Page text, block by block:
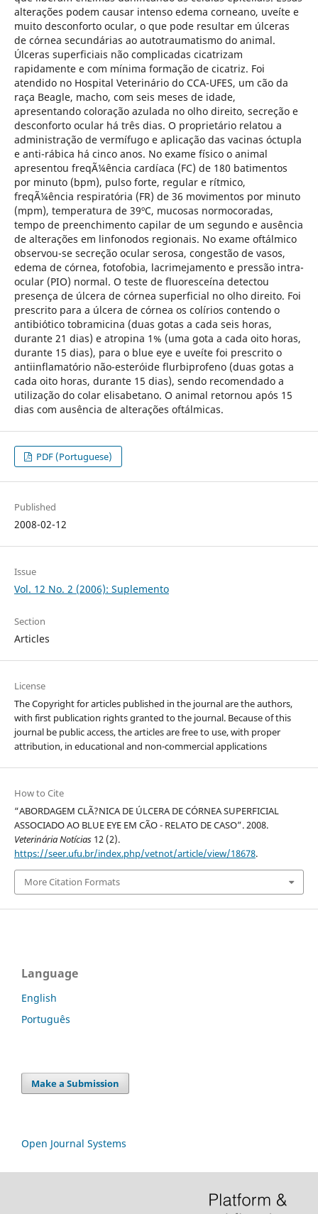
alterações podem causar intenso edema corneano, uveíte e
muito desconforto ocular, o que pode resultar em úlceras
de córnea secundárias ao autotraumatismo do animal.
Úlceras superficiais não complicadas cicatrizam
rapidamente e com mínima formação de cicatriz. Foi
atendido no Hospital Veterinário do CCA-UFES, um cão da
raça Beagle, macho, com seis meses de idade,
apresentando coloração azulada no olho direito, secreção e
desconforto ocular há três dias. O proprietário relatou a
administração de vermífugo e aplicação das vacinas óctupla
e anti-rábica há cinco anos. No exame físico o animal
apresentou freqÃ¼ência cardíaca (FC) de 180 batimentos
por minuto (bpm), pulso forte, regular e rítmico,
freqÃ¼ência respiratória (FR) de 36 movimentos por minuto
(mpm), temperatura de 39ºC, mucosas normocoradas,
tempo de preenchimento capilar de um segundo e ausência
de alterações em linfonodos regionais. No exame oftálmico
observou-se secreção ocular serosa, congestão de vasos,
edema de córnea, fotofobia, lacrimejamento e pressão intra-
ocular (PIO) normal. O teste de fluoresceína detectou
presença de úlcera de córnea superficial no olho direito. Foi
prescrito para a úlcera de córnea os colírios contendo o
antibiótico tobramicina (duas gotas a cada seis horas,
durante 21 dias) e atropina 1% (uma gota a cada oito horas,
durante 15 dias), para o blue eye e uveíte foi prescrito o
antiinflamatório não-esteróide flurbiprofeno (duas gotas a
cada oito horas, durante 15 dias), sendo recomendado a
utilização do colar elisabetano. O animal retornou após 15
dias com ausência de alterações oftálmicas.
PDF (Portuguese)
Published
2008-02-12
Issue
Vol. 12 No. 2 (2006): Suplemento
Section
Articles
License
The Copyright for articles published in the journal are the authors,
with first publication rights granted to the journal. Because of this
journal be public access, the articles are free to use, with proper
attribution, in educational and non-commercial applications
How to Cite
“ABORDAGEM CLÃ?NICA DE ÚLCERA DE CÓRNEA SUPERFICIAL
ASSOCIADO AO BLUE EYE EM CÃO - RELATO DE CASO”. 2008.
Veterinária Notícias12 (2).
https://seer.ufu.br/index.php/vetnot/article/view/18678.
More Citation Formats
Language
English
Português
Make a Submission
Open Journal Systems